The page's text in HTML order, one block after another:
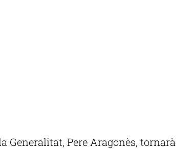
Generalitat, Pere Aragonès, tornarà